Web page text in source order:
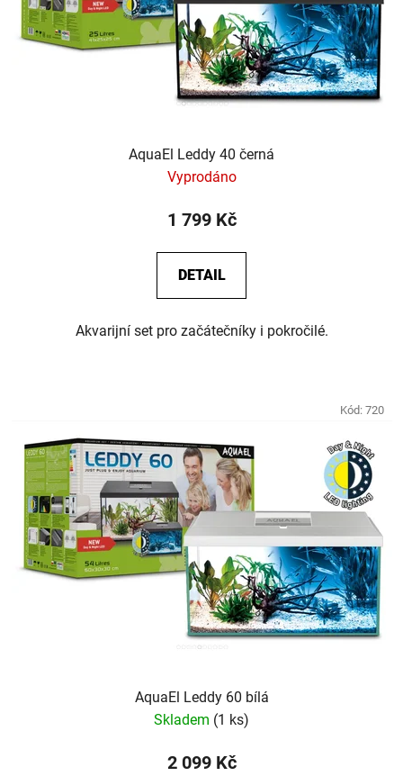
AquaEl Leddy 40 černá
Vyprodáno
1 799 Kč
DETAIL
Akvarijní set pro začátečníky i pokročilé.
AquaEl Leddy 60 bílá
Skladem (1 ks)
2 099 Kč
Kód: 720